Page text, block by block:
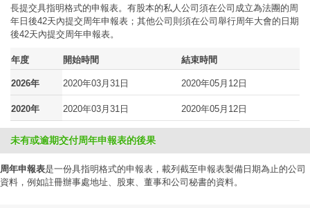
長提交具指明格式的申報表。有股本的私人公司須在公司成立為法團的周
年日後42天內提交周年申報表；其他公司則須在公司舉行周年大會的日期
後42天內提交周年申報表。
年度 開始時間 結束時間
2026年 2020年03月31日 2020年05月12日
2020年 2020年03月31日 2020年05月12日
未有或逾期交付周年申報表的後果
周年申報表是一份具指明格式的申報表，載列截至申報表製備日期為止的公司
資料，例如註冊辦事處地址、股東、董事和公司秘書的資料。